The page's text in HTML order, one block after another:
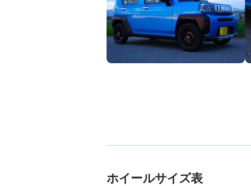
ホイールサイズ表